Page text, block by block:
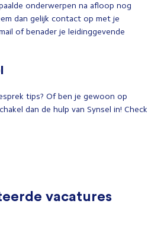
onderwerpen na afloop nog
dan gelijk contact op met je
of benader je leidinggevende
tips? Of ben je gewoon op
dan de hulp van Synsel in! Check
vacatures